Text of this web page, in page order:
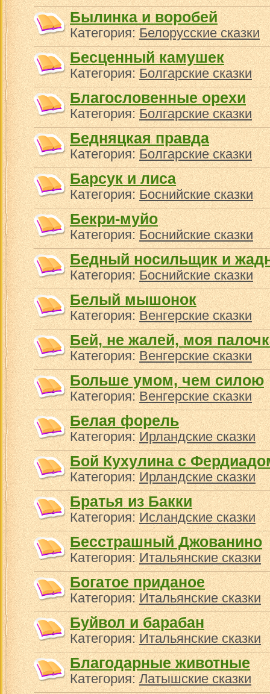
Былинка и воробей
Категория:Белорусские сказки
Бесценный камушек
Категория:Болгарские сказки
Благословенные орехи
Категория:Болгарские сказки
Бедняцкая правда
Категория:Болгарские сказки
Барсук и лиса
Категория:Боснийские сказки
Бекри-муйо
Категория:Боснийские сказки
Бедный носильщик и
Категория:Боснийские сказки
Белый мышонок
Категория:Венгерские сказки
Бей, не жалей, моя
Категория:Венгерские сказки
Больше умом, чем силою
Категория:Венгерские сказки
Белая форель
Категория:Ирландские сказки
Бой Кухулина с
Категория:Ирландские сказки
Братья из Бакки
Категория:Исландские сказки
Бесстрашный Джованино
Категория:Итальянские сказки
Богатое приданое
Категория:Итальянские сказки
Буйвол и барабан
Категория:Итальянские сказки
Благодарные животные
Категория:Латышские сказки